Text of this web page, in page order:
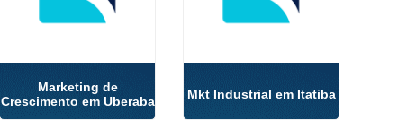
Marketing de
Crescimento em Uberaba
Mkt Industrial em Itatiba